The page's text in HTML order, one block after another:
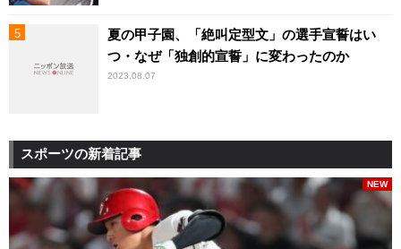
夏の甲子園、「絶叫定型文」の選手宣誓はい
つ・なぜ「独創的宣誓」に変わったのか
2023.08.07
スポーツの新着記事
NEW